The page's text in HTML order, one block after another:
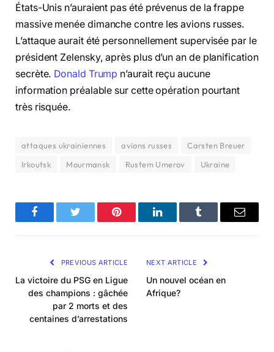
États-Unis n’auraient pas été prévenus de la frappe
massive menée dimanche contre les avions russes.
L’attaque aurait été personnellement supervisée par le
président Zelensky, après plus d’un an de planification
secrète. Donald Trump n’aurait reçu aucune
information préalable sur cette opération pourtant
très risquée.
attaques ukrainiennes avions russes
Carsten Breuer
Irkoutsk
Mourmansk Rustem Umerov Ukraine
FacebookTwitter Pinterest LinkedInTumblr Email
PREVIOUS ARTICLE
La victoire du PSG en Ligue
des champions : gâchée
par 2 morts et des
centaines d’arrestations
NEXT ARTICLE
Un nouvel océan en
Afrique?